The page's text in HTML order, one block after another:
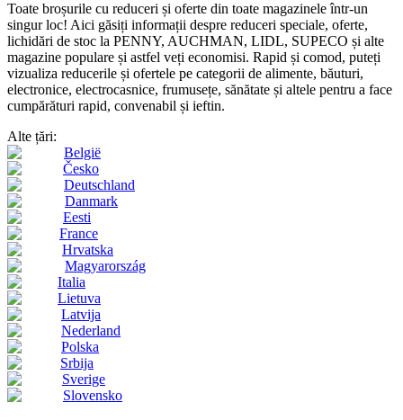
Toate broșurile cu reduceri și oferte din toate magazinele într-un
singur loc! Aici găsiți informații despre reduceri speciale, oferte,
lichidări de stoc la PENNY, AUCHMAN, LIDL, SUPECO și alte
magazine populare și astfel veți economisi. Rapid și comod, puteți
vizualiza reducerile și ofertele pe categorii de alimente, băuturi,
electronice, electrocasnice, frumusețe, sănătate și altele pentru a face
cumpărături rapid, convenabil și ieftin.
Alte țări:
België
Česko
Deutschland
Danmark
Eesti
France
Hrvatska
Magyarország
Italia
Lietuva
Latvija
Nederland
Polska
Srbija
Sverige
Slovensko